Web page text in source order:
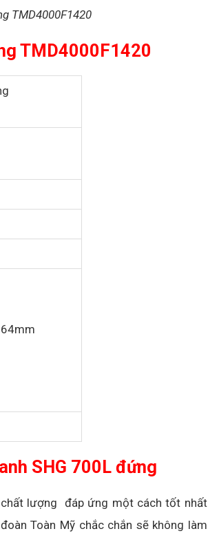
TMD4000F1420
TMD4000F1420
SHG 700L đứng
lượng đáp ứng một cách tốt nhất
Toàn Mỹ chắc chắn sẽ không làm